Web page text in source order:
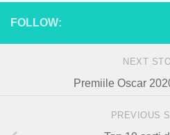
FOLLOW:
NEXT
Premiile Oscar
PREVIOUS